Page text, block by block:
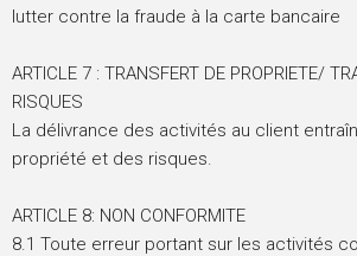
lutter contre la fraude à la carte bancaire
ARTICLE 7 : TRANSFERT DE PROPRIETE/
RISQUES
La délivrance des activités au client
propriété et des risques.
ARTICLE 8: NON CONFORMITE
8.1 Toute erreur portant sur les activités